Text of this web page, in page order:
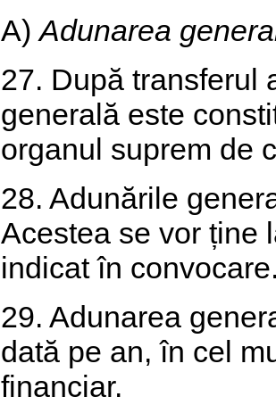
A)Adunarea
27. După transferul
generală este
organul suprem de
28. Adunările
Acestea se vor ține
indicat în
29. Adunarea
dată pe an, în cel
financiar.